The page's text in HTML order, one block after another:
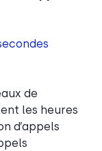
de
les heures
d’appels